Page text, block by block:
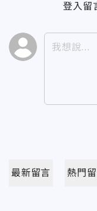
登入留
最新留言 熱門